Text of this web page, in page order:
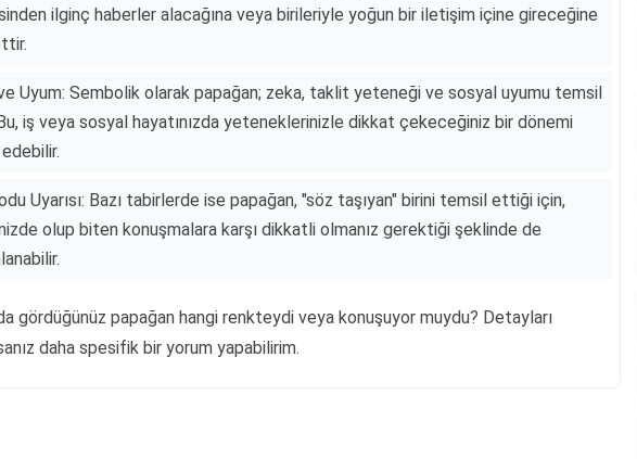
ilginç haberler alacağına veya birileriyle yoğun bir iletişim içine gireceğine
Uyum: Sembolik olarak papağan; zeka, taklit yeteneği ve sosyal uyumu temsil
iş veya sosyal hayatınızda yeteneklerinizle dikkat çekeceğiniz bir dönemi
Uyarısı: Bazı tabirlerde ise papağan, "söz taşıyan" birini temsil ettiği için,
olup biten konuşmalara karşı dikkatli olmanız gerektiği şeklinde de
gördüğünüz papağan hangi renkteydi veya konuşuyor muydu? Detayları
daha spesifik bir yorum yapabilirim.